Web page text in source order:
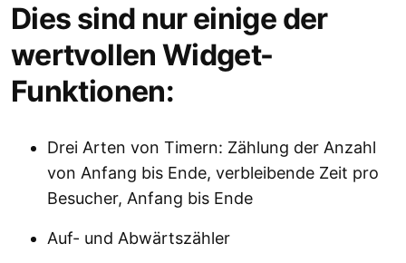
Dies sind nur einige der
wertvollen Widget-
Funktionen:
Drei Arten von Timern: Zählung der Anzahl
von Anfang bis Ende, verbleibende Zeit pro
Besucher, Anfang bis Ende
Auf- und Abwärtszähler